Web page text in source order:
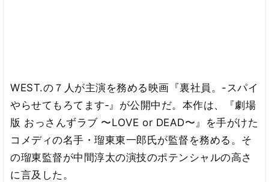
WEST.の７人が主演を務める映画『裏社員。-スパイ
やらせてもろてます‐』が公開中だ。本作は、『劇場
版 おっさんずラブ 〜LOVE or DEAD〜』を手がけた
コメディの名手・瑠東東一郎氏が監督を務める。そ
の瑠東監督が中間淳太の演技のポテンシャルの高さ
に言及した。